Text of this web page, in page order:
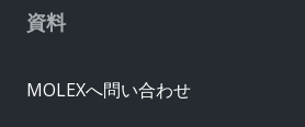
資料
MOLEXへ問い合わせ